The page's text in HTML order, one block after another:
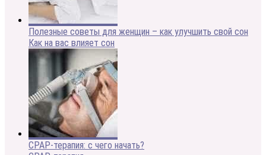
Полезные советы для женщин – как улучшить свой сон
Как на вас влияет сон
CPAP-терапия: с чего начать?